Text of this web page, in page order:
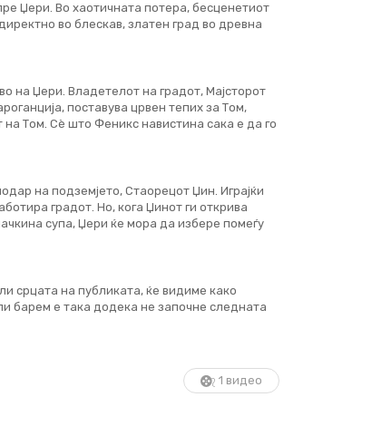
Џери. Во хаотичната потера, бесценетиот
во блескав, златен град во древна
на Џери. Владетелот на градот, Мајсторот
поставува црвен тепих за Том,
Том. Сè што Феникс навистина сака е да го
на подземјето, Стаорецот Џин. Играјќи
градот. Но, кога Џинот ги открива
супа, Џери ќе мора да избере помеѓу
срцата на публиката, ќе видиме како
барем е така додека не започне следната
1 видео